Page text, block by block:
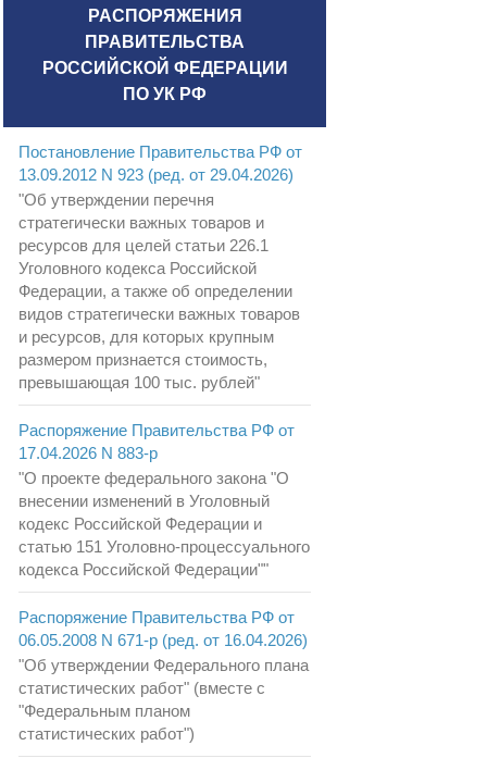
РАСПОРЯЖЕНИЯ
ПРАВИТЕЛЬСТВА
РОССИЙСКОЙ ФЕДЕРАЦИИ
ПО УК РФ
Постановление Правительства РФ от
13.09.2012 N 923 (ред. от 29.04.2026)
"Об утверждении перечня
стратегически важных товаров и
ресурсов для целей статьи 226.1
Уголовного кодекса Российской
Федерации, а также об определении
видов стратегически важных товаров
и ресурсов, для которых крупным
размером признается стоимость,
превышающая 100 тыс. рублей"
Распоряжение Правительства РФ от
17.04.2026 N 883-р
"О проекте федерального закона "О
внесении изменений в Уголовный
кодекс Российской Федерации и
статью 151 Уголовно-процессуального
кодекса Российской Федерации""
Распоряжение Правительства РФ от
06.05.2008 N 671-р (ред. от 16.04.2026)
"Об утверждении Федерального плана
статистических работ" (вместе с
"Федеральным планом
статистических работ")